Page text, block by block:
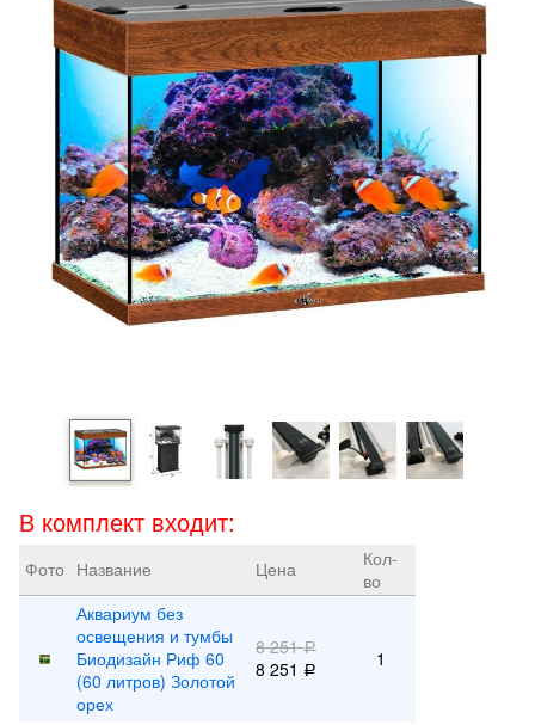
В комплект входит:
Фото Название Цена
Кол-
во
Аквариум без
освещения и тумбы
Биодизайн Риф 60
(60 литров) Золотой
орех
8 251Р
8 251 Р 1